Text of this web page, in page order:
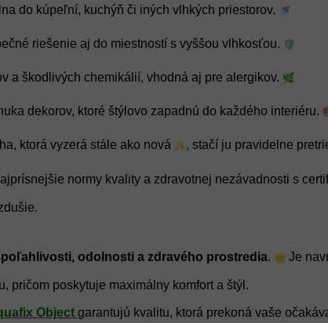
do kúpeľní, kuchýň či iných vlhkých priestorov.
riešenie aj do miestností s vyššou vlhkosťou.
a škodlivých chemikálií, vhodná aj pre alergikov.
dekorov, ktoré štýlovo zapadnú do každého interiéru.
ktorá vyzerá stále ako nová , stačí ju pravidelne
normy kvality a zdravotnej nezávadnosti s
odolnosti a zdravého prostredia. Je
pričom poskytuje maximálny komfort a štýl.
Object garantujú kvalitu, ktorá prekoná vaše